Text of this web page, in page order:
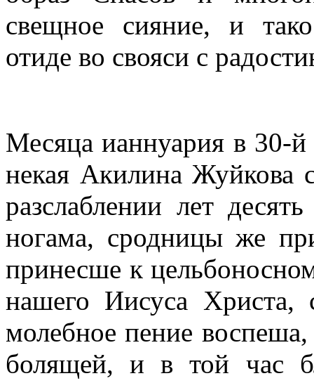
свещное сияние, и
отиде во свояси с
Месяца ианнуария в 30-й
некая Акилина Жуйкова
разслаблении лет
ногама, сродницы же
принесше к
нашего Иисуса
молебное пение
болящей, и в той час